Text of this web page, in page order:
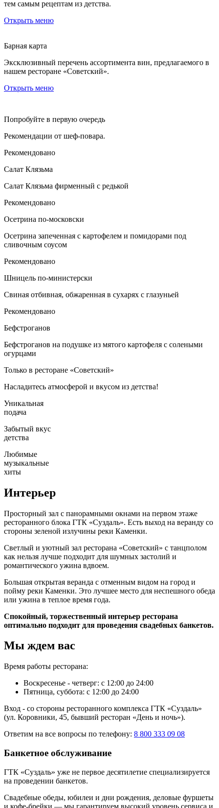
тем самым рецептам из детства.
Открыть меню
Барная карта
Эксклюзивный перечень ассортимента вин, предлагаемого в
нашем ресторане «Советский».
Открыть меню
Попробуйте в первую очередь
Рекомендации от шеф-повара.
Рекомендовано
Салат Клязьма
Салат Клязьма фирменный с редькой
Рекомендовано
Осетрина по-московски
Осетрина запеченная с картофелем и помидорами под
сливочным соусом
Рекомендовано
Шницель по-министерски
Свиная отбивная, обжаренная в сухарях с глазуньей
Рекомендовано
Бефстроганов
Бефстроганов на подушке из мятого картофеля с солеными
огурцами
Только в ресторане «Советский»
Насладитесь атмосферой и вкусом из детства!
Уникальная
подача
Забытый вкус
детства
Любимые
музыкальные
хиты
Интерьер
Просторный зал с панорамными окнами на первом этаже
ресторанного блока ГТК «Суздаль». Есть выход на веранду со
стороны зеленой излучины реки Каменки.
Светлый и уютный зал ресторана «Советский» с танцполом
как нельзя лучше подходит для шумных застолий и
романтического ужина вдвоем.
Большая открытая веранда с отменным видом на город и
пойму реки Каменки. Это лучшее место для неспешного обеда
или ужина в теплое время года.
Спокойный, торжественный интерьер ресторана
оптимально подходит для проведения свадебных банкетов.
Мы ждем вас
Время работы ресторана:
Воскресенье - четверг: с 12:00 до 24:00
Пятница, суббота: с 12:00 до 24:00
Вход - со стороны ресторанного комплекса ГТК «Суздаль»
(ул. Коровники, 45, бывший ресторан «День и ночь»).
Ответим на все вопросы по телефону: 8 800 333 09 08
Банкетное обслуживание
ГТК «Суздаль» уже не первое десятилетие специализируется
на проведении банкетов.
Свадебные обеды, юбилеи и дни рождения, деловые фуршеты
и кофе-брейки — мы гарантируем высокий уровень сервиса и